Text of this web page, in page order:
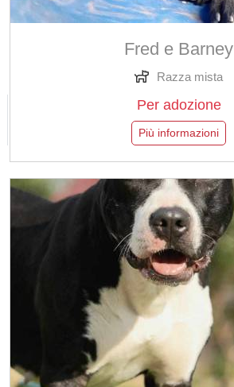
Fred e Barney
Razza mista
Per adozione
Più informazioni